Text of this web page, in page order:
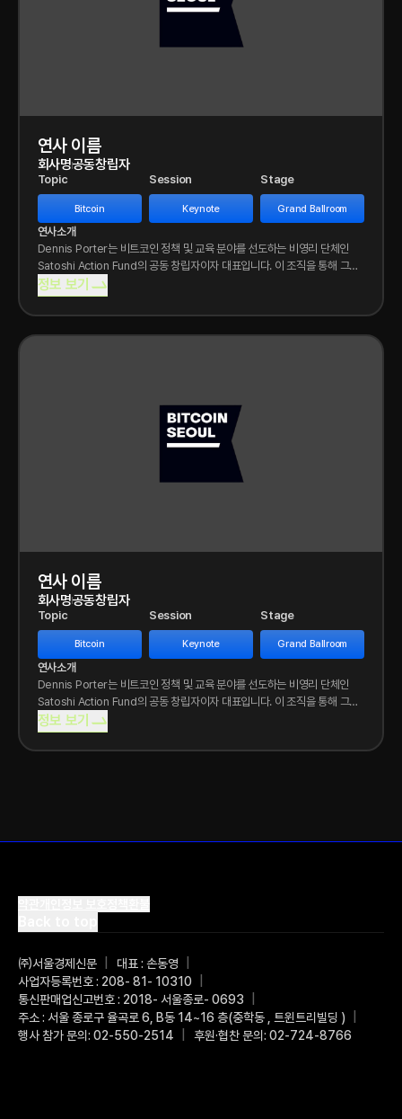
연사 이름
회사명공동창립자
Topic
Bitcoin
Session
Keynote
Stage
Grand Ballroom
연사소개
Dennis Porter는 비트코인 정책 및 교육 분야를 선도하는 비영리 단체인
Satoshi Action Fund의 공동 창립자이자 대표입니다. 이 조직을 통해 그는
미국 20개
정보 보기
연사 이름
회사명공동창립자
Topic
Bitcoin
Session
Keynote
Stage
Grand Ballroom
연사소개
Dennis Porter는 비트코인 정책 및 교육 분야를 선도하는 비영리 단체인
Satoshi Action Fund의 공동 창립자이자 대표입니다. 이 조직을 통해 그는
미국 20개
정보 보기
㈜서울경제신문 대표 : 손동영
사업자등록번호 : 208- 81- 10310
통신판매업신고번호 : 2018- 서울종로- 0693
주소 : 서울 종로구 율곡로 6, B동 14~16 층(중학동 , 트윈트리빌딩 )
행사 참가 문의: 02-550-2514
후원·협찬 문의: 02-724-8766